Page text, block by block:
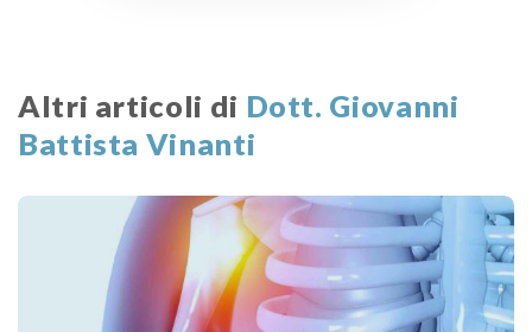
Altri articoli di Dott. Giovanni
Battista Vinanti